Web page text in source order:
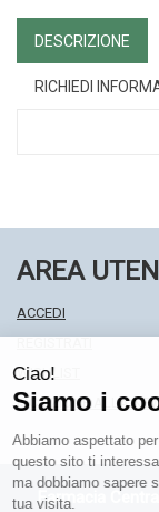
DESCRIZIONE
RICHIEDI
AREA
ACCEDI
WISHLIST
ISCRIZIONE ALLA
Farmacia